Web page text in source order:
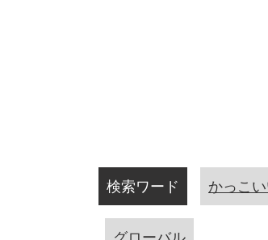
検索ワード かっこ